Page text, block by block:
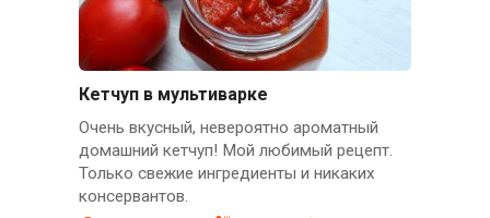
Кетчуп в мультиварке
Очень вкусный, невероятно ароматный
домашний кетчуп! Мой любимый рецепт.
Только свежие ингредиенты и никаких
консервантов.